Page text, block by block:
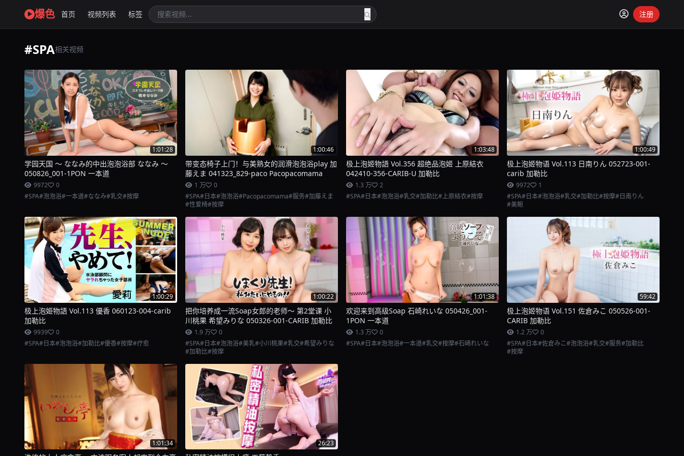
爆色 首页 视频列表 标签 注册
#SPA相关视频
1:01:28
学园天国 ～ ななみ的中出泡泡浴部 ななみ ～
050826_001-1PON 一本道
9972
0
#SPA#泡泡浴#一本道#ななみ#乳交#按摩
1:00:46
带变态椅子上门！与美熟女的润滑泡泡浴play 加
藤えま 041323_829-paco Pacopacomama
1 万
0
#SPA#日本#泡泡浴#Pacopacomama#服务#加藤えま
#性爱椅#按摩
1:03:48
极上泡姬物語 Vol.356 超绝品泡姬 上原結衣
042410-356-CARIB-U 加勒比
1.3 万
2
#SPA#日本#泡泡浴#乳交#加勒比#上原結衣#按摩
1:00:49
极上泡姬物语 Vol.113 日南りん 052723-001-
carib 加勒比
9972
1
#SPA#日本#泡泡浴#乳交#加勒比#按摩#日南りん
#美鲍
1:00:29
极上泡姫物語 Vol.113 優香 060123-004-carib
加勒比
9939
0
#SPA#日本#泡泡浴#加勒比#優香#按摩#疗愈
1:00:22
把你培养成一流Soap女郎的老师～ 第2堂课 小
川桃果 希望みりな 050326-001-CARIB 加勒比
1.9 万
0
#SPA#日本#泡泡浴#美乳#小川桃果#乳交#希望みりな
#加勒比#按摩
1:01:38
欢迎来到高级Soap 石崎れいな 050426_001-
1PON 一本道
1.3 万
0
#SPA#日本#泡泡浴#一本道#乳交#按摩#石崎れいな
59:42
极上泡姬物语 Vol.151 佐倉みこ 050526-001-
CARIB 加勒比
1.2 万
0
#SPA#日本#佐倉みこ#泡泡浴#乳交#服务#加勒比
#按摩
1:01:34 26:23